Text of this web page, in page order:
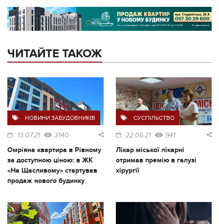
ЧИТАЙТЕ ТАКОЖ
НОВИНИ ЗАБУДОВНИКІВ
13.07.21 3140
Омріяна квартира в Рівному
за доступною ціною: в ЖК
«На Щасливому» стартував
продаж нового будинку
СУСПІЛЬСТВО
22.06.21 941
Лікар міської лікарні
отримав премію в галузі
хірургії